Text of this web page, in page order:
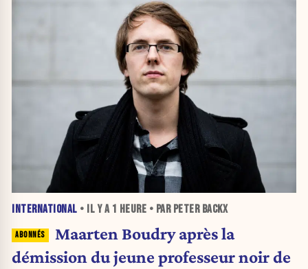
INTERNATIONAL • IL Y A 1 HEURE • PAR PETER BACKX
Maarten Boudry après la
démission du jeune professeur noir de